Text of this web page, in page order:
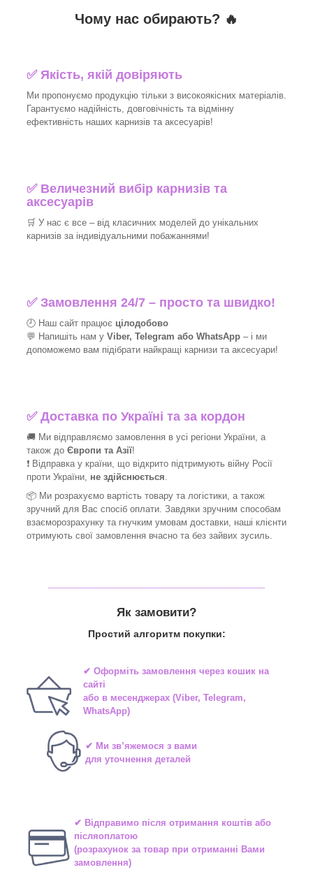
Чому нас обирають? 🔥
✅Якість, якій довіряють
Ми пропонуємо продукцію тільки з високоякісних матеріалів.
Гарантуємо надійність, довговічність та відмінну
ефективність наших карнизів та аксесуарів!​
✅ Величезний вибір карнизів та
аксесуарів
🛒 У нас є все – від класичних моделей до унікальних
карнизів за індивідуальними побажаннями!​
✅Замовлення 24/7 – просто та швидко!
🕘 Наш сайт працює цілодобово
💬 Напишіть нам у Viber, Telegram або WhatsApp – і ми
допоможемо вам підібрати найкращі карнизи та аксесуари!
✅Доставка по Україні та за кордон
🚚 Ми відправляємо замовлення в усі регіони України, а
також до Європи та Азії!
❗ Відправка у країни, що відкрито підтримують війну Росії
проти України, не здійснюється
📦 Ми розрахуємо вартість товару та логістики, а також
зручний для Вас спосіб оплати. Завдяки зручним способам
взаєморозрахунку та гнучким умовам доставки, наші клієнти
отримують свої замовлення вчасно та без зайвих зусиль.
Як замовити?
Простий алгоритм покупки:
✔ Оформіть замовлення через кошик на
сайті
або в месенджерах(Viber, Telegram,
WhatsApp)
✔ Ми зв’яжемося з вами
для уточнення деталей
✔ Відправимо після отримання коштів або
післяоплатою
(розрахунок за товар при отриманні Вами
замовлення)